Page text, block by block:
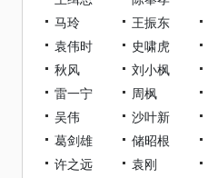
马玲
王振东
袁伟时
史啸虎
秋风
刘小枫
雷一宁
周枫
吴伟
沙叶新
葛剑雄
储昭根
许之远
袁刚